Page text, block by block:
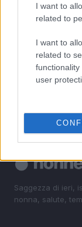
I want to
related to
I want to
related to
user
sensibile
gruppo
Sconti over
autobus e
Saggezza di ieri,
nonna, salute,